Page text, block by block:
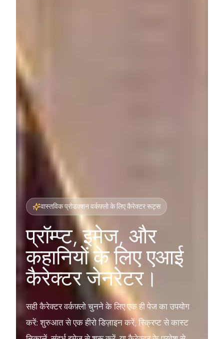
वास्तविक प्रोडक्शन वर्कफ़्लो के लिए कैरेक्टर रूट्स
प्रॉम्प्ट, इमेज, और
कहानियों के लिए एआई
कैरेक्टर जेनरेटर।
सही कैरेक्टर वर्कफ़्लो चुनने के लिए एक ही पेज का उपयोग
करें: शुरुआत से एक हीरो डिज़ाइन करें, स्क्रिप्ट से कास्ट